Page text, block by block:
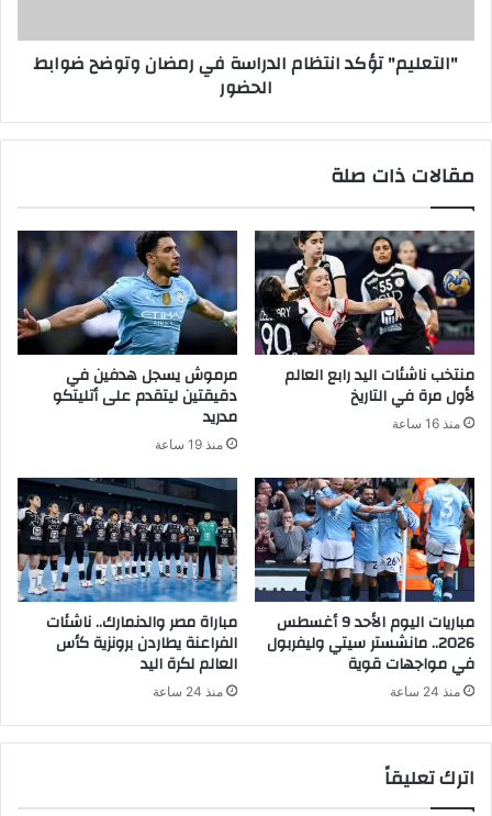
"التعليم" تؤكد انتظام الدراسة في رمضان وتوضح ضوابط
الحضور
مقالات ذات صلة
منتخب ناشئات اليد رابع العالم
لأول مرة في التاريخ
منذ 16 ساعة
مرموش يسجل هدفين في
دقيقتين ليتقدم على أتليتكو
مدريد
منذ 19 ساعة
مباريات اليوم الأحد 9 أغسطس
2026.. مانشستر سيتي وليفربول
في مواجهات قوية
منذ 24 ساعة
مباراة مصر والدنمارك.. ناشئات
الفراعنة يطاردن برونزية كأس
العالم لكرة اليد
منذ 24 ساعة
اترك تعليقاً